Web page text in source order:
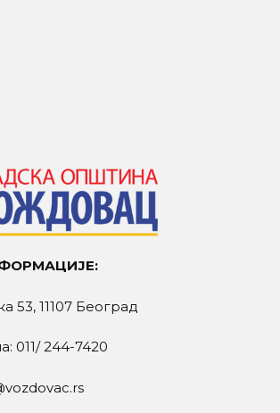
53, 11107 Београд
011/ 244-7420